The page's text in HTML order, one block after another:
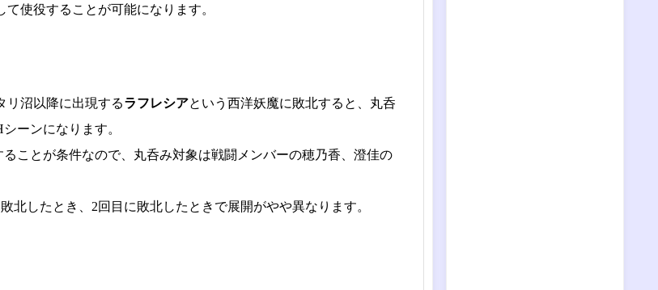
使役することが可能になります。
リ沼以降に出現するラフレシアという西洋妖魔に敗北すると、丸呑
ーンになります。
ことが条件なので、丸呑み対象は戦闘メンバーの穂乃香、澄佳の
北したとき、2回目に敗北したときで展開がやや異なります。